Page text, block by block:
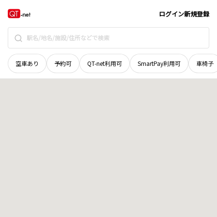
ログイン新規登録
空車あり 予約可 QT-net利用可 SmartPay利用可 車椅子
北海道